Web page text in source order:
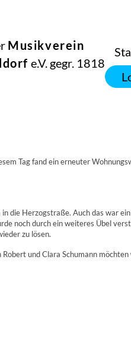
Musikverein
e.V. gegr. 1818
Tag fand ein erneuter
die Herzogstraße. Auch das war
noch durch ein weiteres Übel
zu lösen.
und Clara Schumann